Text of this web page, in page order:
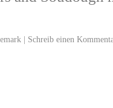
| Schreib einen